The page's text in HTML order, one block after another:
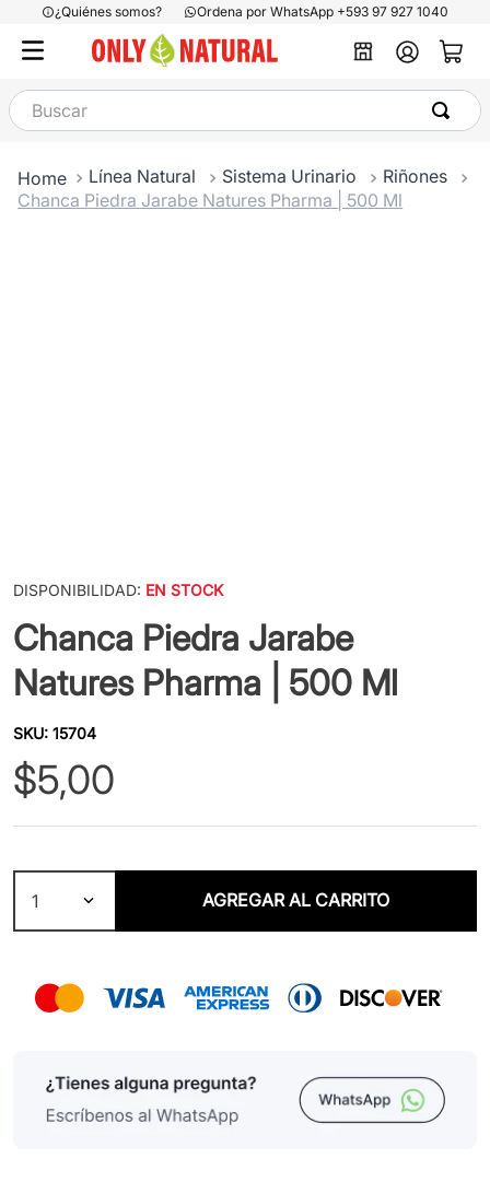
¿Quiénes somos? Ordena por WhatsApp +593 97 927 1040
Buscar
Línea Natural Sistema Urinario
Riñones
Chanca Piedra Jarabe Natures Pharma | 500 Ml
DISPONIBILIDAD: EN STOCK
Chanca Piedra Jarabe
Natures Pharma | 500 Ml
SKU:15704
$5,00
1 AGREGAR AL CARRITO